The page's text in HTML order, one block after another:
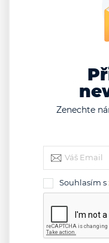
+420
Zenechte
Souhlasím s